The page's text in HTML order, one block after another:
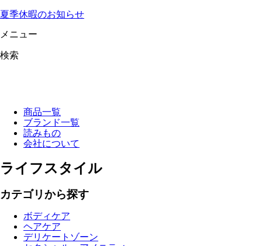
夏季休暇のお知らせ
メニュー
検索
商品一覧
ブランド一覧
読みもの
会社について
ライフスタイル
カテゴリから探す
ボディケア
ヘアケア
デリケートゾーン